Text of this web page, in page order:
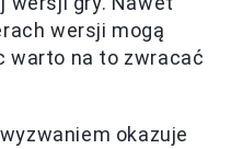
wersji mogą
warto na to zwracać
okazuje